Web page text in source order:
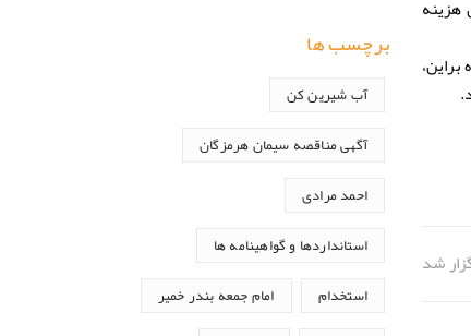
هزینه
شد؛ علاوه براین،
شد
برچسب ها
آب شیرین کن
آگهی مناقصه سیمان هرمزگان
احمد مرادی
استانداردها و گواهینامه ها
استخدام امام جمعه بندر خمیر